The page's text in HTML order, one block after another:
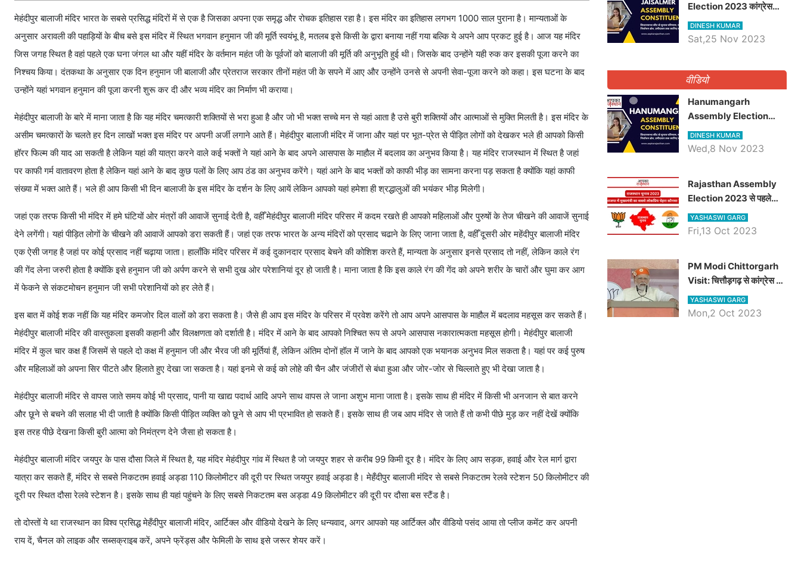
मेहंदीपुर बालाजी मंदिर भारत के सबसे प्रसिद्ध मंदिरों में से एक है जिसका अपना एक समृद्ध और रोचक इतिहास रहा है। इस मंदिर का इतिहास लगभग 1000 साल पुराना है। मान्यताओं के
अनुसार अरावली की पहाड़ियों के बीच बसे इस मंदिर में स्थित भगवान हनुमान जी की मूर्ति स्वयंभू है, मतलब इसे किसी के द्वारा बनाया नहीं गया बल्कि ये अपने आप प्रकट हुई है। आज यह मंदिर
जिस जगह स्थित है वहां पहले एक घना जंगल था और यहीं मंदिर के वर्तमान महंत जी के पूर्वजों को बालाजी की मूर्ति की अनुभूति हुई थी। जिसके बाद उन्होंने यही रुक कर इसकी पूजा करने का
निश्चय किया। दंतकथा के अनुसार एक दिन हनुमान जी बालाजी और प्रेतराज सरकार तीनों महंत जी के सपने में आए और उन्होंने उनसे से अपनी सेवा-पूजा करने को कहा। इस घटना के बाद
उन्होंने यहां भगवान हनुमान की पूजा करनी शुरू कर दी और भव्य मंदिर का निर्माण भी कराया।
मेहंदीपुर बालाजी के बारे में माना जाता है कि यह मंदिर चमत्कारी शक्तियों से भरा हुआ है और जो भी भक्त सच्चे मन से यहां आता है उसे बुरी शक्तियों और आत्माओं से मुक्ति मिलती है। इस मंदिर के
असीम चमत्कारों के चलते हर दिन लाखों भक्त इस मंदिर पर अपनी अर्जी लगाने आते हैं। मेहंदीपुर बालाजी मंदिर में जाना और यहां पर भूत-प्रेत से पीड़ित लोगों को देखकर भले ही आपको किसी
हॉरर फिल्म की याद आ सकती है लेकिन यहां की यात्रा करने वाले कई भक्तों ने यहां आने के बाद अपने आसपास के माहौल में बदलाव का अनुभव किया है। यह मंदिर राजस्थान में स्थित है जहां
पर काफी गर्म वातावरण होता है लेकिन यहां आने के बाद कुछ पलों के लिए आप ठंड का अनुभव करेंगे। यहां आने के बाद भक्तों को काफी भीड़ का सामना करना पड़ सकता है क्योंकि यहां काफी
संख्या में भक्त आते हैं। भले ही आप किसी भी दिन बालाजी के इस मंदिर के दर्शन के लिए आयें लेकिन आपको यहां हमेशा ही श्रद्धालुओं की भयंकर भीड़ मिलेगी।
जहां एक तरफ किसी भी मंदिर में हमे घंटियों ओर मंत्रों की आवाजें सुनाई देती है, वहीँ मेहंदीपुर बालाजी मंदिर परिसर में कदम रखते ही आपको महिलाओं और पुरुषों के तेज चीखने की आवाजें सुनाई
देने लगेंगी। यहां पीड़ित लोगों के चीखने की आवाजें आपको डरा सकती हैं। जहां एक तरफ भारत के अन्य मंदिरों को प्रसाद चढाने के लिए जाना जाता है, वहीँ दूसरी ओर महेंदीपुर बालाजी मंदिर
एक ऐसी जगह है जहां पर कोई प्रसाद नहीं चढ़ाया जाता। हालाँकि मंदिर परिसर में कई दुकानदार प्रसाद बेचने की कोशिश करते हैं, मान्यता के अनुसार इनसे प्रसाद तो नहीं, लेकिन काले रंग
की गेंद लेना जरुरी होता है क्योंकि इसे हनुमान जी को अर्पण करने से सभी दुख ओर परेशानियां दूर हो जाती है। माना जाता है कि इस काले रंग की गेंद को अपने शरीर के चारों और घुमा कर आग
में फेकने से संकटमोचन हनुमान जी सभी परेशानियों को हर लेते हैं।
इस बात में कोई शक नहीं कि यह मंदिर कमजोर दिल वालों को डरा सकता है। जैसे ही आप इस मंदिर के परिसर में प्रवेश करेंगे तो आप अपने आसपास के माहौल में बदलाव महसूस कर सकते हैं।
मेहंदीपुर बालाजी मंदिर की वास्तुकला इसकी कहानी और विलक्षणता को दर्शाती है। मंदिर में आने के बाद आपको निश्चित रूप से अपने आसपास नकारात्मकता महसूस होगी। मेहंदीपुर बालाजी
मंदिर में कुल चार कक्ष हैं जिसमें से पहले दो कक्ष में हनुमान जी और भैरव जी की मूर्तियां हैं, लेकिन अंतिम दोनों हॉल में जाने के बाद आपको एक भयानक अनुभव मिल सकता है। यहां पर कई पुरुष
और महिलाओं को अपना सिर पीटते और हिलाते हुए देखा जा सकता है। यहां इनमे से कई को लोहे की चैन और जंजीरों से बंधा हुआ और जोर-जोर से चिल्लाते हुए भी देखा जाता है।
मेहंदीपुर बालाजी मंदिर से वापस जाते समय कोई भी प्रसाद, पानी या खाद्य पदार्थ आदि अपने साथ वापस ले जाना अशुभ माना जाता है। इसके साथ ही मंदिर में किसी भी अनजान से बात करने
और छूने से बचने की सलाह भी दी जाती है क्योंकि किसी पीड़ित व्यक्ति को छूने से आप भी प्रभावित हो सकते हैं। इसके साथ ही जब आप मंदिर से जाते हैं तो कभी पीछे मुड़ कर नहीं देखें क्योंकि
इस तरह पीछे देखना किसी बुरी आत्मा को निमंत्रण देने जैसा हो सकता है।
मेहंदीपुर बालाजी मंदिर जयपुर के पास दौसा जिले में स्थित है, यह मंदिर मेहंदीपुर गांव में स्थित है जो जयपुर शहर से करीब 99 किमी दूर है। मंदिर के लिए आप सड़क, हवाई और रेल मार्ग द्वारा
यात्रा कर सकते हैं, मंदिर से सबसे निकटतम हवाई अड्डा 110 किलोमीटर की दूरी पर स्थित जयपुर हवाई अड्डा है। मेहँदीपुर बालाजी मंदिर से सबसे निकटतम रेलवे स्टेशन 50 किलोमीटर की
दूरी पर स्थित दौसा रेलवे स्टेशन है। इसके साथ ही यहां पहुंचने के लिए सबसे निकटतम बस अड्डा 49 किलोमीटर की दूरी पर दौसा बस स्टैंड है।
तो दोस्तों ये था राजस्थान का विश्व प्रसिद्ध मेहँदीपुर बालाजी मंदिर, आर्टिक्ल और वीडियो देखने के लिए धन्यवाद, अगर आपको यह आर्टिक्ल और वीडियो पसंद आया तो प्लीज कमेंट कर अपनी
राय दें, चैनल को लाइक और सब्सक्राइब करें, अपने फ्रेंड्स और फेमिली के साथ इसे जरूर शेयर करें।
Election 2023 कांग्रेस
रूपा राम मेघवाल तो छोटु सिंह
भाटी होंगे भाजपा उम्मीदवार,
DINESH KUMAR
Sat,25 Nov 2023
वीडियो
Hanumangarh
Assembly Election
2023 कांग्रेस से विनोद कुमार
चौधरी तो अमित चौधरी
ताजा समीकरण
DINESH KUMAR
Wed,8 Nov 2023
Rajasthan Assembly
Election 2023 से पहले
जानिए भाजपा में मुख्यमंत्री का
सबसे लोकप्रिय चेहरा कौनसा ?
YASHASWI GARG
Fri,13 Oct 2023
PM Modi Chittorgarh
Visit: चित्तौड़गढ़ से कांग्रेस पर
जमकर गरजे पीएम मोदी, जाने
प्रधानमंत्री के भाषण की बड़ी
YASHASWI GARG
Mon,2 Oct 2023